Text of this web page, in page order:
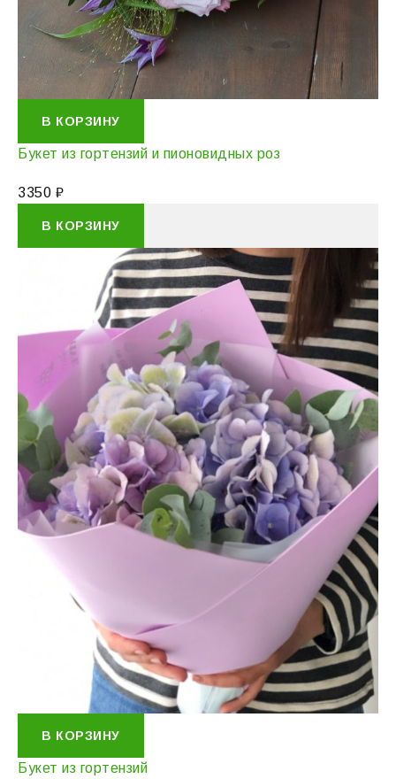
В КОРЗИНУ
Букет из гортензий и пионовидных роз
3350 ₽
В КОРЗИНУ
В КОРЗИНУ
Букет из гортензий